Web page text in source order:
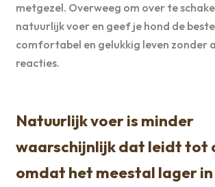
metgezel. Overweeg om over te
natuurlijk voer en geef je hond de
comfortabel en gelukkig leven zonder
reacties.
Natuurlijk voer is minder
waarschijnlijk dat leidt tot
omdat het meestal lager